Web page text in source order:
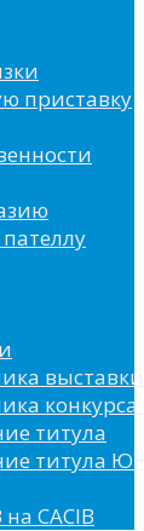
приставку
выставки
конкурса
титула
титула
CACIB